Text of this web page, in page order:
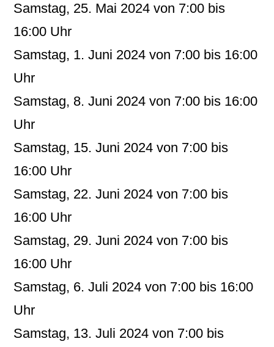
Samstag, 25. Mai 2024 von 7:00 bis
16:00 Uhr
Samstag, 1. Juni 2024 von 7:00 bis 16:00
Uhr
Samstag, 8. Juni 2024 von 7:00 bis 16:00
Uhr
Samstag, 15. Juni 2024 von 7:00 bis
16:00 Uhr
Samstag, 22. Juni 2024 von 7:00 bis
16:00 Uhr
Samstag, 29. Juni 2024 von 7:00 bis
16:00 Uhr
Samstag, 6. Juli 2024 von 7:00 bis 16:00
Uhr
Samstag, 13. Juli 2024 von 7:00 bis